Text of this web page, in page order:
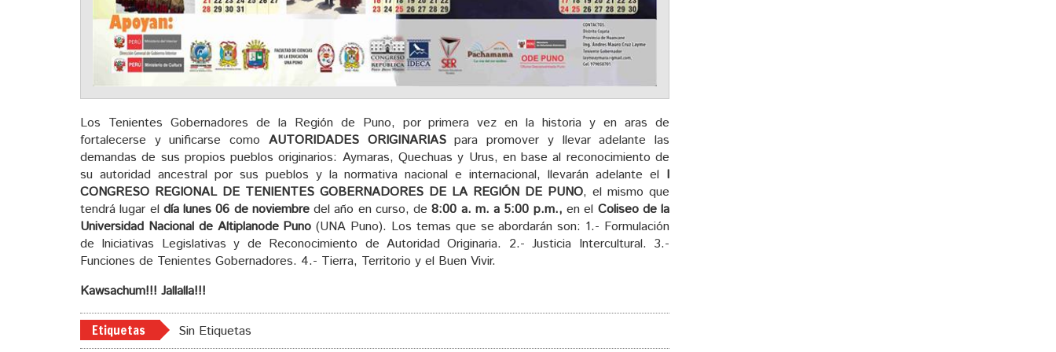
Los Tenientes Gobernadores de la Región de Puno, por primera vez en la historia y en aras de
fortalecerse y unificarse como AUTORIDADES ORIGINARIASpara promover y llevar adelante las
demandas de sus propios pueblos originarios: Aymaras, Quechuas y Urus, en base al reconocimiento de
su autoridad ancestral por sus pueblos y la normativa nacional e internacional, llevarán adelante el I
CONGRESO REGIONAL DE TENIENTES GOBERNADORES DE LA REGIÓN DE PUNO, el mismo que
tendrá lugar el día lunes 06 de noviembredel año en curso, de8:00 a. m. a 5:00 p.m., en el Coliseo de la
Universidad Nacional de Altiplanode Puno (UNA Puno). Los temas que se abordarán son: 1.- Formulación
de Iniciativas Legislativas y de Reconocimiento de Autoridad Originaria. 2.- Justicia Intercultural. 3.-
Funciones de Tenientes Gobernadores. 4.- Tierra, Territorio y el Buen Vivir.
Kawsachum!!! Jallalla!!!
Etiquetas Sin Etiquetas